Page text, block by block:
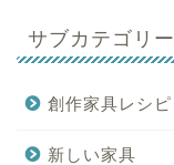
サブカテゴリー
創作家具レシピ
新しい家具